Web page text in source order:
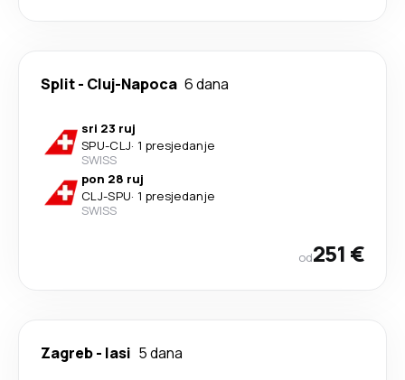
Split- Cluj-Napoca 6 dana
sri 23 ruj
SPU-CLJ· 1 presjedanje
SWISS
pon 28 ruj
CLJ-SPU· 1 presjedanje
SWISS
od251 €
Zagreb- Iasi 5 dana